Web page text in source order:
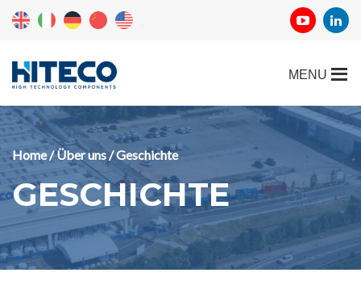
Home/Über uns/ Geschichte
GESCHICHTE